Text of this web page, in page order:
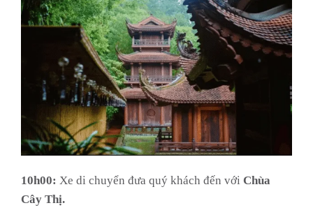
10h00: Xe di chuyển đưa quý khách đến với Chùa
Cây Thị.